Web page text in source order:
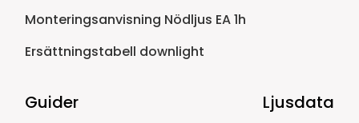
Monteringsanvisning Nödljus EA 1h
Ersättningstabell downlight
Guider Ljusdata